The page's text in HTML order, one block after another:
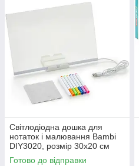
Світлодіодна дошка для
нотаток і малювання Bambi
DIY3020, розмір 30х20 см
Готово до відправки